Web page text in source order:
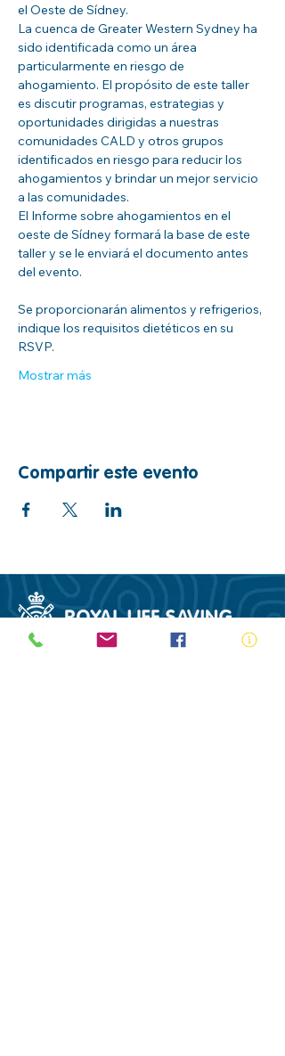
el Oeste de Sídney.
La cuenca de Greater Western Sydney ha
sido identificada como un área
particularmente en riesgo de
ahogamiento. El propósito de este taller
es discutir programas, estrategias y
oportunidades dirigidas a nuestras
comunidades CALD y otros grupos
identificados en riesgo para reducir los
ahogamientos y brindar un mejor servicio
a las comunidades.
El Informe sobre ahogamientos en el
oeste de Sídney formará la base de este
taller y se le enviará el documento antes
del evento.
Se proporcionarán alimentos y refrigerios,
indique los requisitos dietéticos en su
RSVP.
Mostrar más
Compartir este evento